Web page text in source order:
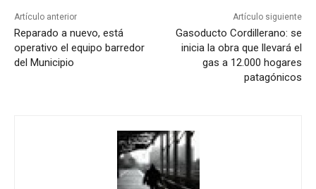
Artículo anterior
Reparado a nuevo, está
operativo el equipo barredor
del Municipio
Artículo siguiente
Gasoducto Cordillerano: se
inicia la obra que llevará el
gas a 12.000 hogares
patagónicos